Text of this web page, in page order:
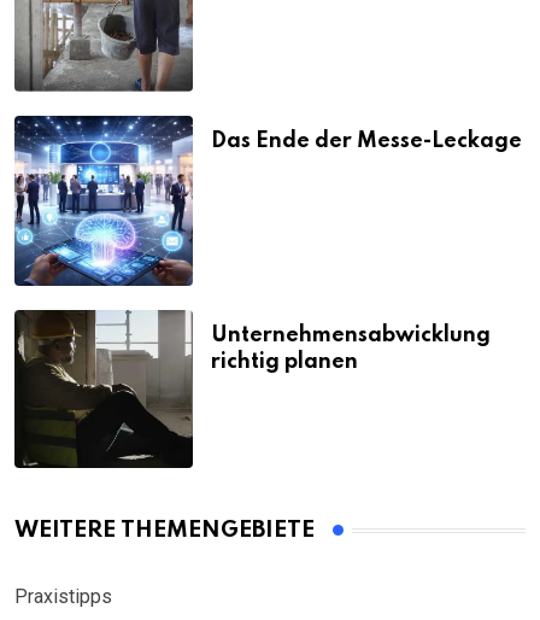
Das Ende der Messe-Leckage
Unternehmensabwicklung
richtig planen
WEITERE THEMENGEBIETE
Praxistipps